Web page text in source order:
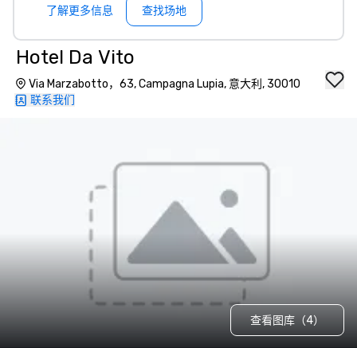
了解更多信息 查找场地
Hotel Da Vito
Via Marzabotto，63, Campagna Lupia, 意大利, 30010
联系我们
查看图库（4）